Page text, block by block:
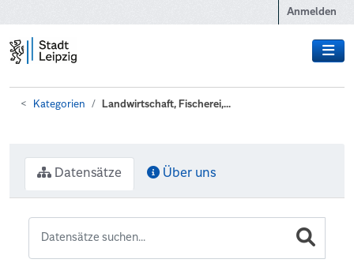
Anmelden
Kategorien Landwirtschaft, Fischerei,...
Datensätze Über uns